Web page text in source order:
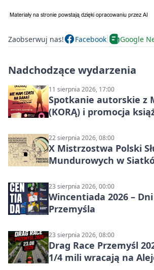
Zaobserwuj nas! Facebook Google
Nadchodzące wydarzenia
11 sierpnia 2026, 17:00
Spotkanie autorskie z
(KORĄ) i promocja
22 sierpnia 2026, 08:00
X Mistrzostwa Polski
Mundurowych w
23 sierpnia 2026, 00:00
Wincentiada 2026 –
Przemyśla
23 sierpnia 2026, 08:00
Drag Race Przemyśl
1/4 mili wracają na